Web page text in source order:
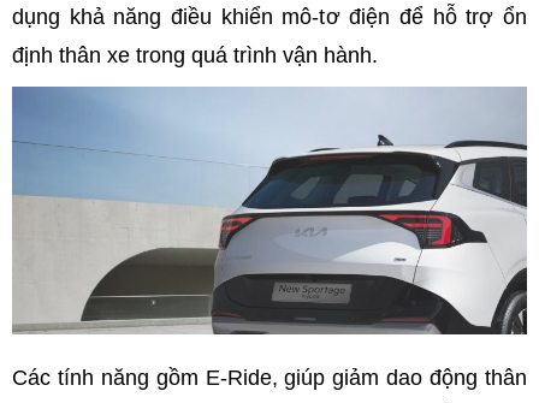
dụng khả năng điều khiển mô-tơ điện để hỗ trợ ổn
định thân xe trong quá trình vận hành.
Các tính năng gồm E-Ride, giúp giảm dao động thân